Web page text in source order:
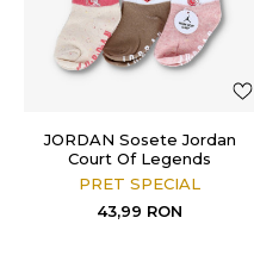
JORDAN Sosete Jordan
Court Of Legends
PRET SPECIAL
43,99 RON